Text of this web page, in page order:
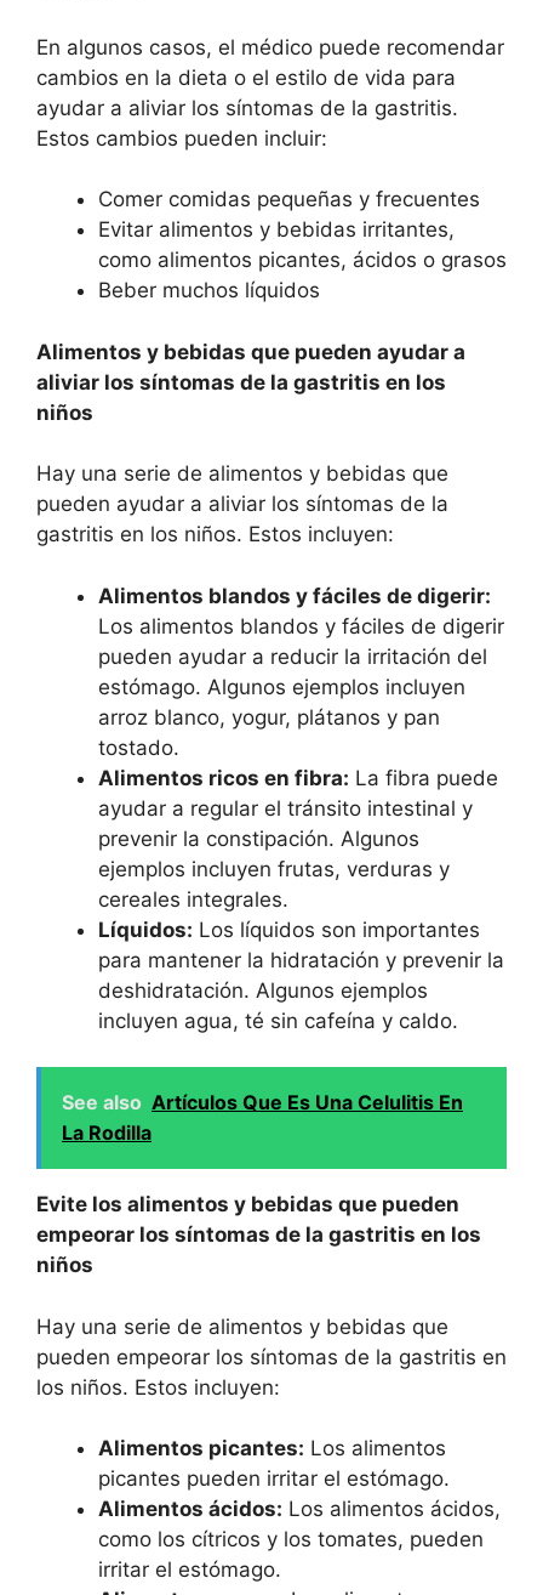
En algunos casos, el médico puede recomendar
cambios en la dieta o el estilo de vida para
ayudar a aliviar los síntomas de la gastritis.
Estos cambios pueden incluir:
Comer comidas pequeñas y frecuentes
Evitar alimentos y bebidas irritantes,
como alimentos picantes, ácidos o grasos
Beber muchos líquidos
Alimentos y bebidas que pueden ayudar a
aliviar los síntomas de la gastritis en los
niños
Hay una serie de alimentos y bebidas que
pueden ayudar a aliviar los síntomas de la
gastritis en los niños. Estos incluyen:
Alimentos blandos y fáciles de digerir:
Los alimentos blandos y fáciles de digerir
pueden ayudar a reducir la irritación del
estómago. Algunos ejemplos incluyen
arroz blanco, yogur, plátanos y pan
tostado.
Alimentos ricos en fibra: La fibra puede
ayudar a regular el tránsito intestinal y
prevenir la constipación. Algunos
ejemplos incluyen frutas, verduras y
cereales integrales.
Líquidos: Los líquidos son importantes
para mantener la hidratación y prevenir la
deshidratación. Algunos ejemplos
incluyen agua, té sin cafeína y caldo.
See also Artículos Que Es Una Celulitis En
La Rodilla
Evite los alimentos y bebidas que pueden
empeorar los síntomas de la gastritis en los
niños
Hay una serie de alimentos y bebidas que
pueden empeorar los síntomas de la gastritis en
los niños. Estos incluyen:
Alimentos picantes: Los alimentos
picantes pueden irritar el estómago.
Alimentos ácidos: Los alimentos ácidos,
como los cítricos y los tomates, pueden
irritar el estómago.